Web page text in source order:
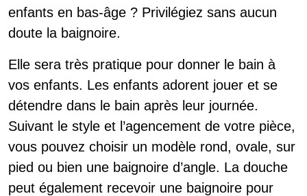
enfants en bas-âge ? Privilégiez sans aucun
doute la baignoire.
Elle sera très pratique pour donner le bain à
vos enfants. Les enfants adorent jouer et se
détendre dans le bain après leur journée.
Suivant le style et l’agencement de votre pièce,
vous pouvez choisir un modèle rond, ovale, sur
pied ou bien une baignoire d’angle. La douche
peut également recevoir une baignoire pour